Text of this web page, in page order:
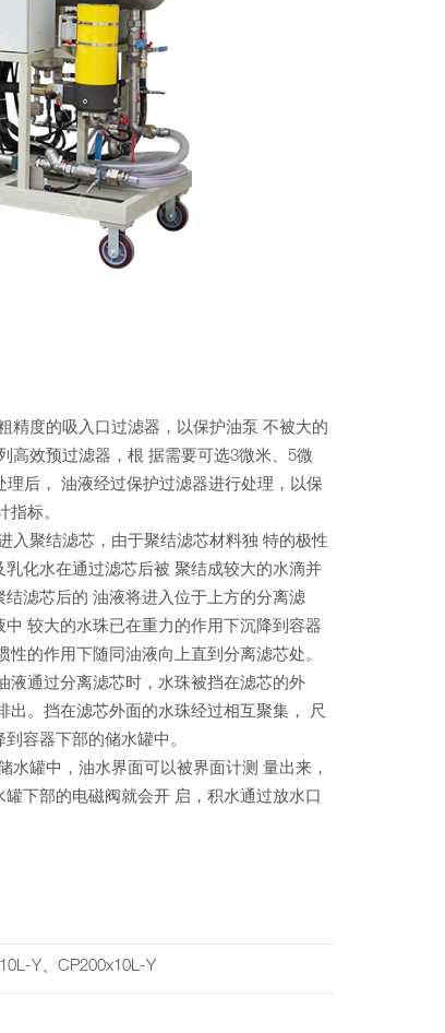
精度的吸入口过滤器，以保护油泵 不被大的
高效预过滤器，根 据需要可选3微米、5微
后， 油液经过保护过滤器进行处理，以保
指标。
入聚结滤芯，由于聚结滤芯材料独 特的极性
化水在通过滤芯后被 聚结成较大的水滴并
滤芯后的 油液将进入位于上方的分离滤
较大的水珠已在重力的作用下沉降到容器
的作用下随同油液向上直到分离滤芯处。
液通过分离滤芯时，水珠被挡在滤芯的外
出。挡在滤芯外面的水珠经过相互聚集， 尺
容器下部的储水罐中。
水罐中，油水界面可以被界面计测 量出来，
下部的电磁阀就会开 启，积水通过放水口
Y、CP200x10L-Y